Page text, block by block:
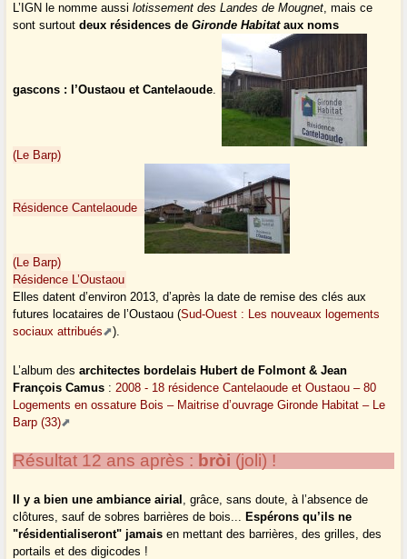
L’IGN le nomme aussilotissement des Landes de Mougnet, mais ce
sont surtoutdeux résidences deGironde Habitataux noms
gascons : l’Oustaou et Cantelaoude
(Le Barp)
Résidence Cantelaoude
(Le Barp)
Résidence L’Oustaou
Elles datent d’environ 2013, d’après la date de remise des clés aux
futures locataires de l’Oustaou (Sud-Ouest : Les nouveaux logements
sociaux attribués
).
L’album desarchitectes bordelais Hubert de Folmont & Jean
François Camus :2008 - 18 résidence Cantelaoude et Oustaou – 80
Logements en ossature Bois – Maitrise d’ouvrage Gironde Habitat – Le
Barp (33)
Résultat 12 ans après : bròi (joli) !
Il y a bien une ambiance airial , grâce, sans doute, à l’absence de
clôtures, sauf de sobres barrières de bois... Espérons qu’ils ne
"résidentialiseront" jamais en mettant des barrières, des grilles, des
portails et des digicodes !